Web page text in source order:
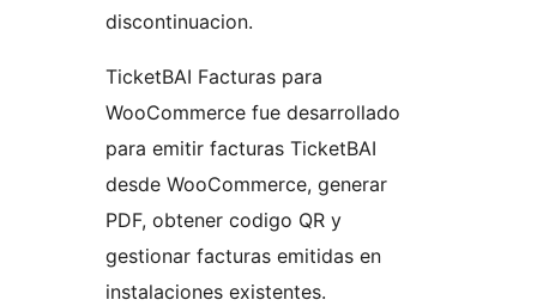
discontinuacion.
TicketBAI Facturas para
WooCommerce fue desarrollado
para emitir facturas TicketBAI
desde WooCommerce, generar
PDF, obtener codigo QR y
gestionar facturas emitidas en
instalaciones existentes.